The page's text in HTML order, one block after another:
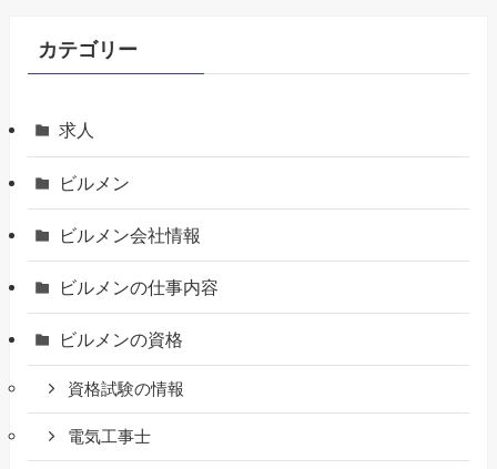
カテゴリー
求人
ビルメン
ビルメン会社情報
ビルメンの仕事内容
ビルメンの資格
資格試験の情報
電気工事士